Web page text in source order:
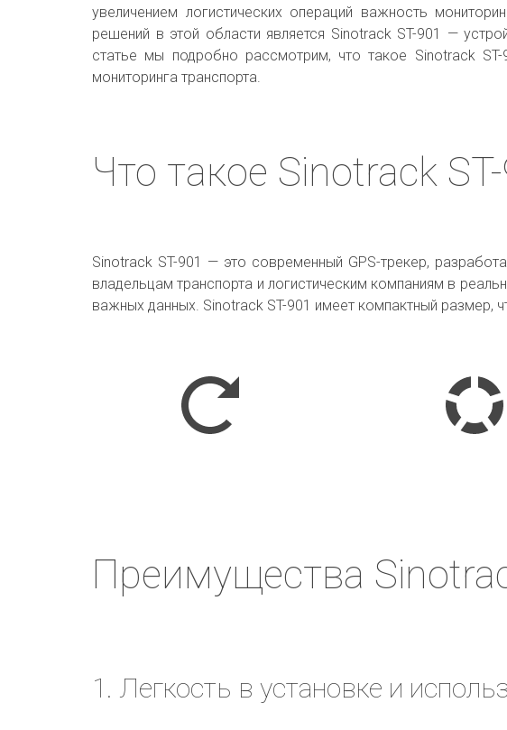
увеличением логистических операций важность
решений в этой области является Sinotrack ST-901 —
статье мы подробно рассмотрим, что такое Sinotrack
мониторинга транспорта.
Что такое Sinotrack
Sinotrack ST-901 — это современный GPS-трекер,
владельцам транспорта и логистическим компаниям в
важных данных. Sinotrack ST-901 имеет компактный
Преимущества
1. Легкость в установке и